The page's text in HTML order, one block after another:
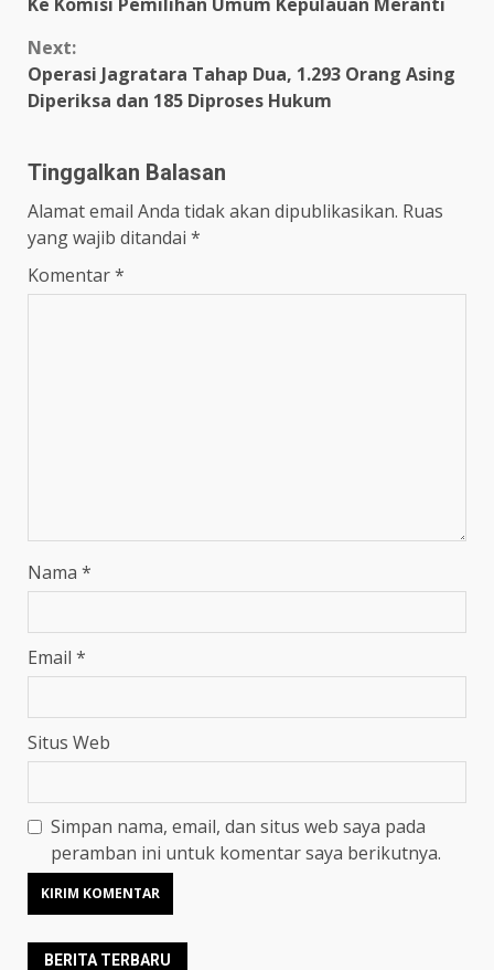
Next:
Operasi Jagratara Tahap Dua, 1.293 Orang Asing
Diperiksa dan 185 Diproses Hukum
Tinggalkan Balasan
Alamat email Anda tidak akan dipublikasikan. Ruas
yang wajib ditandai *
Komentar*
Nama *
Email *
Situs Web
Simpan nama, email, dan situs web saya pada
peramban ini untuk komentar saya berikutnya.
BERITA TERBARU